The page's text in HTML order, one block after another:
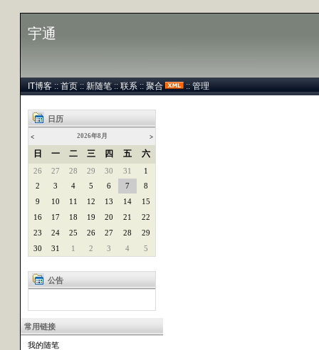
宇通
IT博客 :: 首页 :: 新随笔 :: 联系 :: 聚合 :: 管理
日历
< 2026年8月 >
日 一 二 三 四 五 六
26 27 28 29 30 31
1
2
3 4 5 6 7
8
9
10 11 12 13 14
15
16
17 18 19 20 21
22
23
24 25 26 27 28
29
30
31 1 2 3 4 5
公告
常用链接
我的随笔